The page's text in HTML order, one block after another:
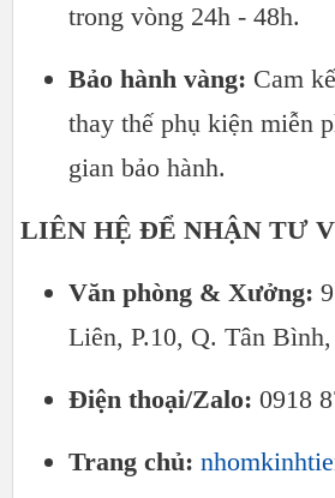
trong vòng 24h - 48h.
Bảo hành vàng: Cam
thay thế phụ kiện miễn
gian bảo hành.
LIÊN HỆ ĐỂ NHẬN TƯ
Văn phòng & Xưởng:
Liên, P.10, Q. Tân
Điện thoại/Zalo: 0918
Trang chủ: